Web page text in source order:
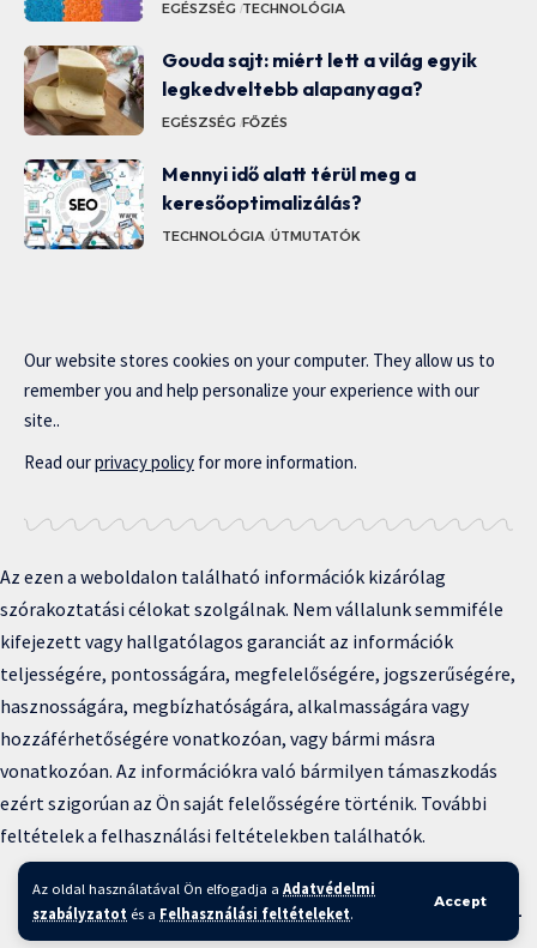
Az oldal használatával Ön elfogadja a Adatvédelmi
szabályzatot és a Felhasználási feltételeket.
Accept
EGÉSZSÉG TECHNOLÓGIA
Gouda sajt: miért lett a világ egyik
legkedveltebb alapanyaga?
EGÉSZSÉG FŐZÉS
Mennyi idő alatt térül meg a
keresőoptimalizálás?
TECHNOLÓGIA ÚTMUTATÓK
Our website stores cookies on your computer. They allow us to
remember you and help personalize your experience with our
site..
Read ourprivacy policy for more information.
Az ezen a weboldalon található információk kizárólag
szórakoztatási célokat szolgálnak. Nem vállalunk semmiféle
kifejezett vagy hallgatólagos garanciát az információk
teljességére, pontosságára, megfelelőségére, jogszerűségére,
hasznosságára, megbízhatóságára, alkalmasságára vagy
hozzáférhetőségére vonatkozóan, vagy bármi másra
vonatkozóan. Az információkra való bármilyen támaszkodás
ezért szigorúan az Ön saját felelősségére történik. További
feltételek a felhasználási feltételekben találhatók.
Copyright © 2025 BFKH.hu
Felhasználási feltételek –Adatvédelmi irányelvek – Kapcsolat –